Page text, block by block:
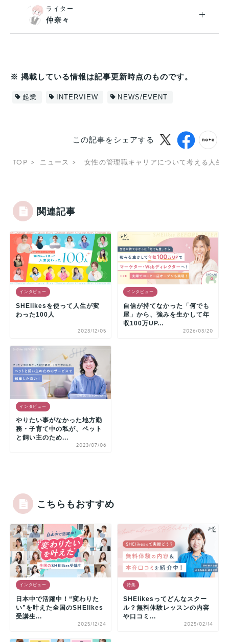
ライター
仲奈々
※ 掲載している情報は記事更新時点のものです。
起業 INTERVIEW NEWS/EVENT
この記事をシェアする
TOP ニュース 女性の管理職キャリアについて考える人生
関連記事
インタビュー
SHElikesを使って人生が変
わった100人
2023/12/05
インタビュー
自信が持てなかった「何でも
屋」から、強みを生かして年
収100万UP...
2026/03/20
インタビュー
やりたい事がなかった地方勤
務・子育て中の私が、ペット
と飼い主のため...
2023/07/06
こちらもおすすめ
インタビュー
日本中で活躍中！“変わりた
い”を叶えた全国のSHElikes
受講生...
2025/12/24
特集
SHElikesってどんなスクー
ル？無料体験レッスンの内容
や口コミ...
2025/02/14